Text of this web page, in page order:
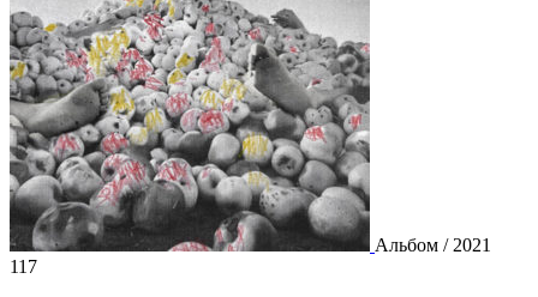
Альбом / 2021
117